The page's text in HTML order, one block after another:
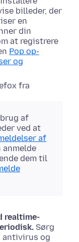
billeder, der
en
din
at registrere
Pop op-
og
fra
af
ved at
af
anmelde
dem til
realtime-
Sørg
antivirus og